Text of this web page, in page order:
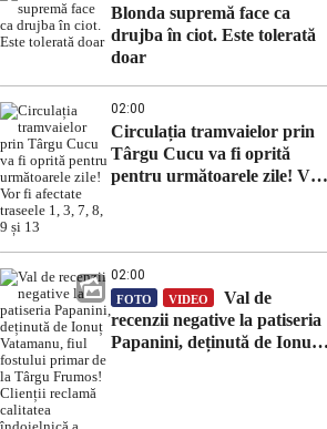
Blonda supremă face ca
drujba în ciot. Este tolerată
doar
02:00
Circulația tramvaielor prin
Târgu Cucu va fi oprită
pentru următoarele zile! Vor
02:00
FOTO VIDEO
Val de
recenzii negative la patiseria
Papanini, deținută de Ionuț